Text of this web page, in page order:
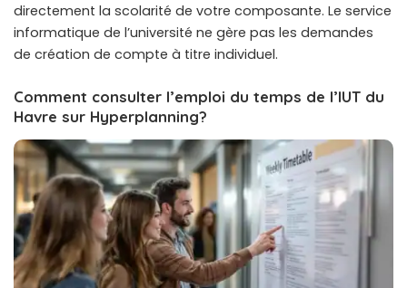
directement la scolarité de votre composante. Le service
informatique de l’université ne gère pas les demandes
de création de compte à titre individuel.
Comment consulter l’emploi du temps de l’IUT du
Havre sur Hyperplanning?